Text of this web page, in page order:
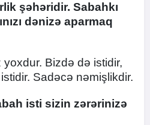
şəhəridir. Sabahkı
dənizə aparmaq
yoxdur. Bizdə də istidir,
Sadəcə nəmişlikdir.
isti sizin zərərinizə